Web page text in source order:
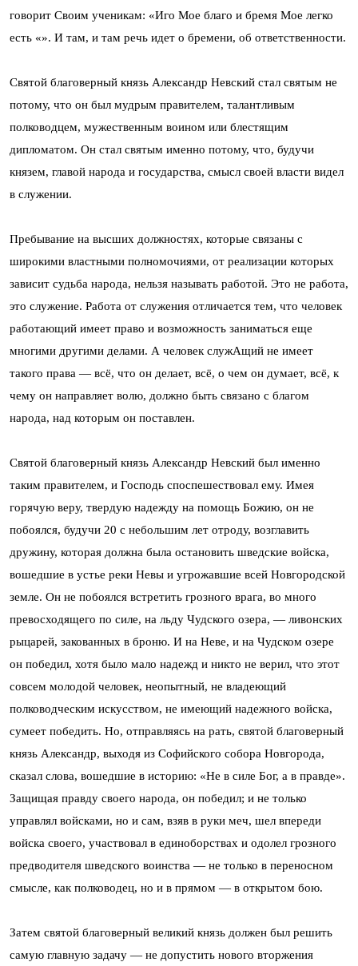
говорит Своим ученикам: «Иго Мое благо и бремя Мое легко
есть «». И там, и там речь идет о бремени, об ответственности.
Святой благоверный князь Александр Невский стал святым не
потому, что он был мудрым правителем, талантливым
полководцем, мужественным воином или блестящим
дипломатом. Он стал святым именно потому, что, будучи
князем, главой народа и государства, смысл своей власти видел
в служении.
Пребывание на высших должностях, которые связаны с
широкими властными полномочиями, от реализации которых
зависит судьба народа, нельзя называть работой. Это не работа,
это служение. Работа от служения отличается тем, что человек
работающий имеет право и возможность заниматься еще
многими другими делами. А человек служАщий не имеет
такого права — всё, что он делает, всё, о чем он думает, всё, к
чему он направляет волю, должно быть связано с благом
народа, над которым он поставлен.
Святой благоверный князь Александр Невский был именно
таким правителем, и Господь споспешествовал ему. Имея
горячую веру, твердую надежду на помощь Божию, он не
побоялся, будучи 20 с небольшим лет отроду, возглавить
дружину, которая должна была остановить шведские войска,
вошедшие в устье реки Невы и угрожавшие всей Новгородской
земле. Он не побоялся встретить грозного врага, во много
превосходящего по силе, на льду Чудского озера, — ливонских
рыцарей, закованных в броню. И на Неве, и на Чудском озере
он победил, хотя было мало надежд и никто не верил, что этот
совсем молодой человек, неопытный, не владеющий
полководческим искусством, не имеющий надежного войска,
сумеет победить. Но, отправляясь на рать, святой благоверный
князь Александр, выходя из Софийского собора Новгорода,
сказал слова, вошедшие в историю: «Не в силе Бог, а в правде».
Защищая правду своего народа, он победил; и не только
управлял войсками, но и сам, взяв в руки меч, шел впереди
войска своего, участвовал в единоборствах и одолел грозного
предводителя шведского воинства — не только в переносном
смысле, как полководец, но и в прямом — в открытом бою.
Затем святой благоверный великий князь должен был решить
самую главную задачу — не допустить нового вторжения